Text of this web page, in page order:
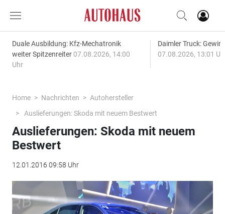
Duale Ausbildung: Kfz-Mechatronik
weiter Spitzenreiter 07.08.2026, 14:00
Uhr
Daimler Truck:
07.08.2026, 13:01
Home Nachrichten
Autohersteller
Auslieferungen: Skoda mit neuem Bestwert
Auslieferungen: Skoda mit neuem
Bestwert
12.01.2016 09:58 Uhr